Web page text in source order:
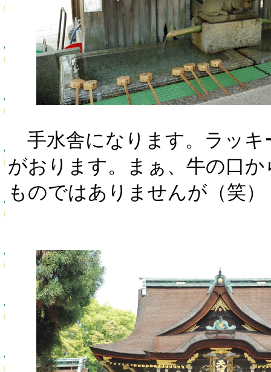
手水舎になります。ラッキ
がおります。まぁ、牛の口
ものではありませんが（笑）